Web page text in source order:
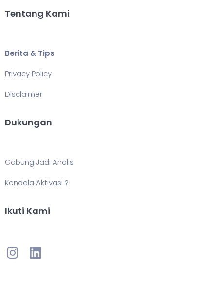
Tentang Kami
Berita & Tips
Privacy Policy
Disclaimer
Dukungan
Gabung Jadi Analis
Kendala Aktivasi ?
Ikuti Kami